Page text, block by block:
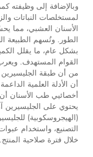
وبالإضافة إلى وظيفته
لمستخلصات النباتات
الأسنان العشبي، مما
الطور. وتُسهم الطبيعة
بشكل عام، ما يقلل
القوام المستهدف.
من أن طبقة الجليسيرين
أن الأدلة العلمية
أخصائيي طب الأسنان
يحتوي على الجليسيرين
(الهيجروسكوبية)
التصنيع، واستخدام
خلال فترة صلاحية المنتج.